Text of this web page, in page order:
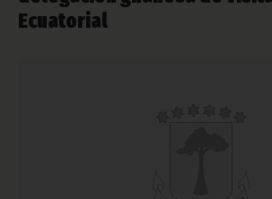
Ecuatorial